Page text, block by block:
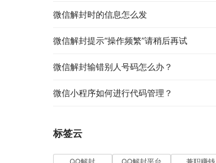
微信解封时的信息怎么发
微信解封提示“操作频繁”请稍后再试
微信解封输错别人号码怎么办？
微信小程序如何进行代码管理？
标签云